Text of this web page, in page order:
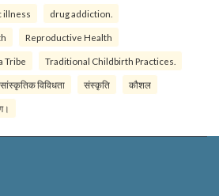
illness drug addiction.
Reproductive Health
Tribe Traditional Childbirth Practices.
सांस्कृतिक विविधता संस्कृति कौशल